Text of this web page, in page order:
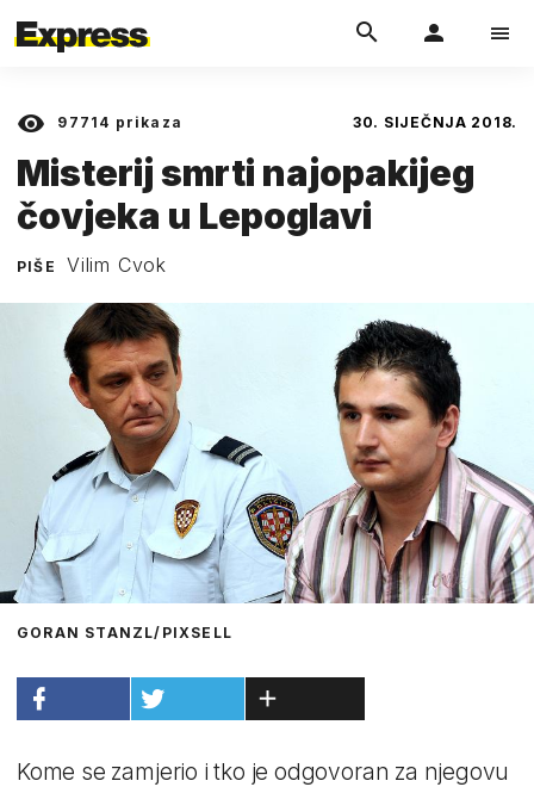
97714 prikaza 30. SIJEČNJA 2018.
Misterij smrti najopakijeg
čovjeka u Lepoglavi
PIŠE Vilim Cvok
GORAN STANZL/PIXSELL
Kome se zamjerio i tko je odgovoran za njegovu